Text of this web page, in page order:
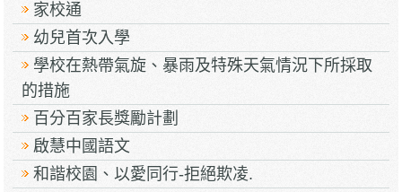
家校通
幼兒首次入學
學校在熱帶氣旋、暴雨及特殊天氣情況下所採取
的措施
百分百家長獎勵計劃
啟慧中國語文
和諧校園、以愛同行-拒絕欺凌.